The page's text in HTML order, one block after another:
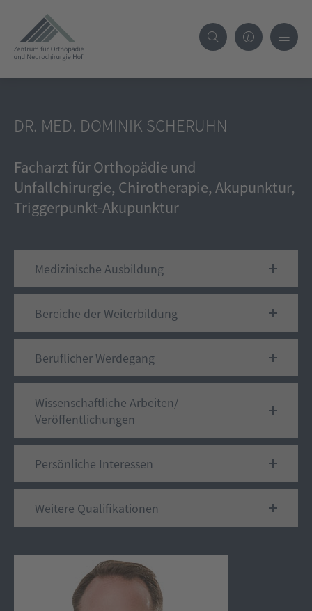
DR. MED. DOMINIK SCHERUHN
Facharzt für Orthopädie und
Unfallchirurgie, Chirotherapie, Akupunktur,
Triggerpunkt-Akupunktur
Medizinische Ausbildung
Bereiche der Weiterbildung
Beruflicher Werdegang
Wissenschaftliche Arbeiten/
Veröffentlichungen
Persönliche Interessen
Weitere Qualifikationen